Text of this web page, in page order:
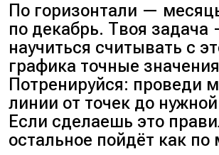
По горизонтали —
по декабрь. Твоя задача
научиться считывать с
графика точные
Потренируйся: проведи
линии от точек до
Если сделаешь это
остальное пойдёт как по